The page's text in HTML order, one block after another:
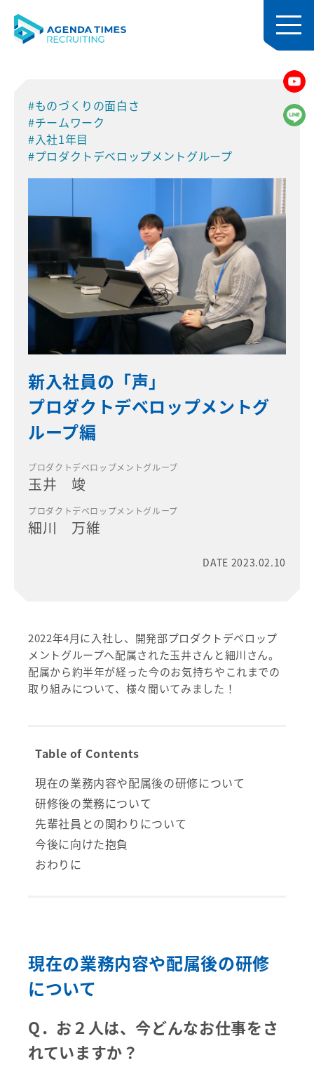
#ものづくりの面白さ
#チームワーク
#入社1年目
#プロダクトデベロップメントグループ
新入社員の「声」
プロダクトデベロップメントグ
ループ編
プロダクトデベロップメントグループ
玉井 竣
プロダクトデベロップメントグループ
細川 万維
DATE 2023.02.10
2022年4月に入社し、開発部プロダクトデベロップ
メントグループへ配属された玉井さんと細川さん。
配属から約半年が経った今のお気持ちやこれまでの
取り組みについて、様々聞いてみました！
Table of Contents
現在の業務内容や配属後の研修について
研修後の業務について
先輩社員との関わりについて
今後に向けた抱負
おわりに
現在の業務内容や配属後の研修
について
Q． お２人は、今どんなお仕事をさ
れていますか？